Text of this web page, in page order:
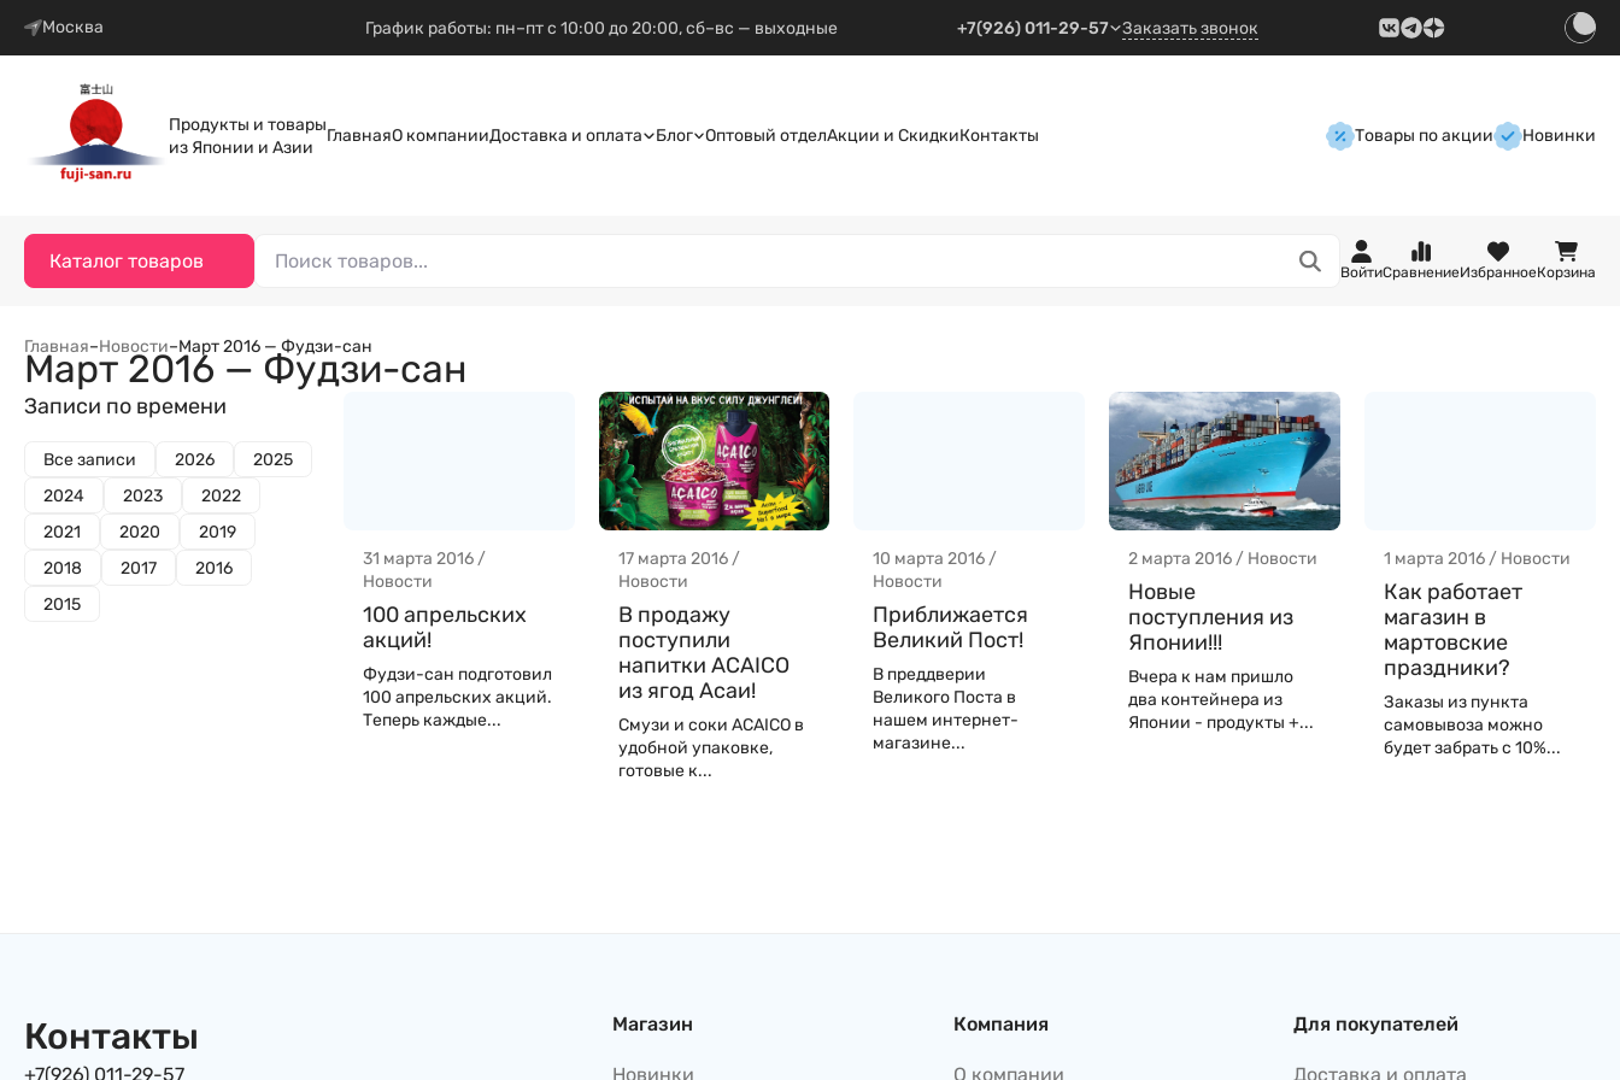
Москва График работы: пн–пт с 10:00 до 20:00, сб–вс — выходные +7(926) 011-29-57 Заказать звонок
Продукты и товары
из Японии и Азии
ГлавнаяО компанииДоставка и оплата Блог Оптовый отделАкции и СкидкиКонтакты Товары по акции Новинки
Каталог товаров
ВойтиСравнениеИзбранноеКорзина
Главная–Новости–Март 2016 — Фудзи-сан
Март 2016 — Фудзи-сан
31 марта 2016 /
Новости
100 апрельских
акций!
Фудзи-сан подготовил
100 апрельских акций.
Теперь каждые...
17 марта 2016 /
Новости
В продажу
поступили
напитки ACAICO
из ягод Асаи!
Смузи и соки ACAICO в
удобной упаковке,
готовые к...
10 марта 2016 /
Новости
Приближается
Великий Пост!
В преддверии
Великого Поста в
нашем интернет-
магазине...
2 марта 2016 / Новости
Новые
поступления из
Японии!!!
Вчера к нам пришло
два контейнера из
Японии - продукты +...
1 марта 2016 / Новости
Как работает
магазин в
мартовские
праздники?
Заказы из пункта
самовывоза можно
будет забрать с 10%...
Записи по времени
Все записи 2026
2025
2024
2023
2022
2021
2020
2019
2018
2017
2016
2015
Контакты
+7(926) 011-29-57
Магазин
Новинки
Компания
О компании
Для покупателей
Доставка и оплата